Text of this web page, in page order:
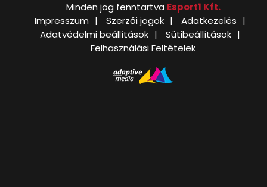
Minden jog fenntartva Esport1 Kft.
Impresszum
Szerzői jogok
Adatkezelés
Adatvédelmi beállítások
Sütibeállítások
Felhasználási Feltételek